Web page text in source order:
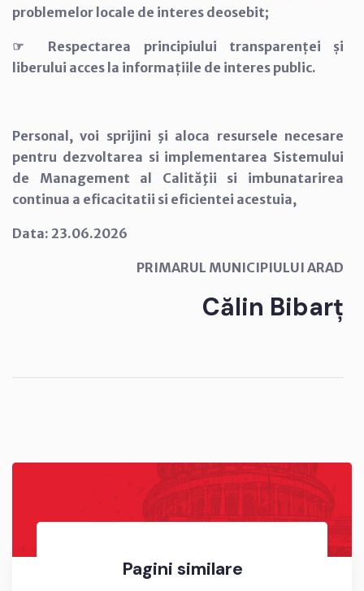
Pagini similare
problemelor locale de interes deosebit;
☞ Respectarea principiului transparenței și
liberului acces la informațiile de interes public.
Personal, voi sprijini şi aloca resursele necesare
pentru dezvoltarea si implementarea Sistemului
de Management al Calităţii si imbunatarirea
continua a eficacitatii si eficientei acestuia,
Data: 23.06.2026
PRIMARUL MUNICIPIULUI ARAD
Călin Bibarț